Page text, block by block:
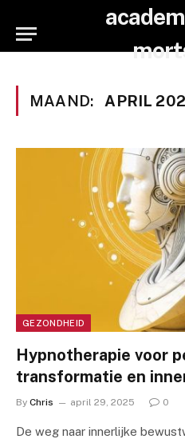
MAAND: APRIL
GEZONDHEID
Hypnotherapie voor
transformatie en
By Chris april 29, 2025 0
De weg naar innerlijke